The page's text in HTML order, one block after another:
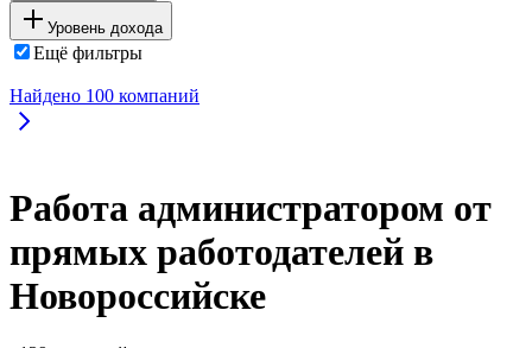
Уровень дохода
Ещё фильтры
Найдено 100 компаний
Работа администратором от
прямых работодателей в
Новороссийске